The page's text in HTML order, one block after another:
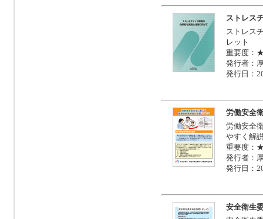
ストレス
ストレス
レット
重要度
発行者：
発行日：
労働安全
労働安全
やすく解
重要度
発行者：
発行日：
安全衛生